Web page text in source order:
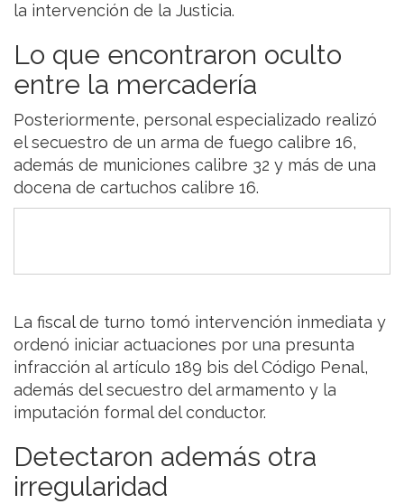
la intervención de la Justicia.
Lo que encontraron oculto
entre la mercadería
Posteriormente, personal especializado realizó
el secuestro de un arma de fuego calibre 16,
además de municiones calibre 32 y más de una
docena de cartuchos calibre 16.
La fiscal de turno tomó intervención inmediata y
ordenó iniciar actuaciones por una presunta
infracción al artículo 189 bis del Código Penal,
además del secuestro del armamento y la
imputación formal del conductor.
Detectaron además otra
irregularidad